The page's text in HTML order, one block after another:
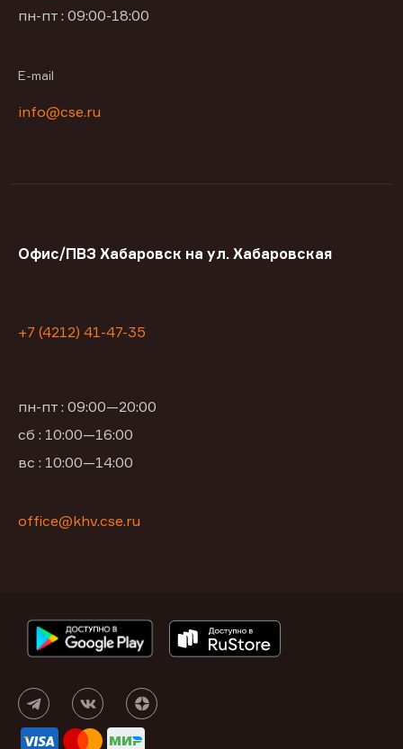
пн-пт : 09:00-18:00
E-mail
info@cse.ru
Офис/ПВЗ Хабаровск на ул. Хабаровская
+7 (4212) 41-47-35
пн-пт : 09:00—20:00
сб : 10:00—16:00
вс : 10:00—14:00
office@khv.cse.ru